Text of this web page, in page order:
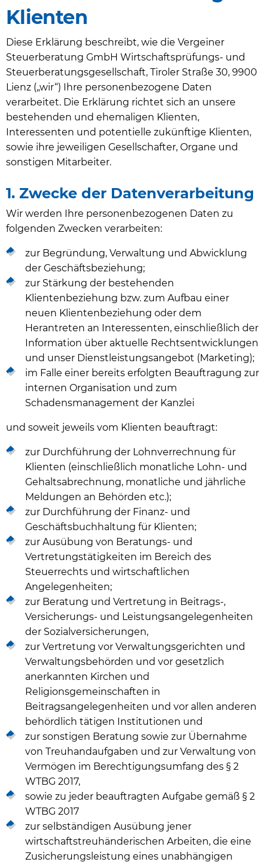
Klienten
Diese Erklärung beschreibt, wie die Vergeiner
Steuerberatung GmbH Wirtschaftsprüfungs- und
Steuerberatungsgesellschaft, Tiroler Straße 30, 9900
Lienz („wir“) Ihre personenbezogene Daten
verarbeitet. Die Erklärung richtet sich an unsere
bestehenden und ehemaligen Klienten,
Interessenten und potentielle zukünftige Klienten,
sowie ihre jeweiligen Gesellschafter, Organe und
sonstigen Mitarbeiter.
1. Zwecke der Datenverarbeitung
Wir werden Ihre personenbezogenen Daten zu
folgenden Zwecken verarbeiten:
zur Begründung, Verwaltung und Abwicklung
der Geschäftsbeziehung;
zur Stärkung der bestehenden
Klientenbeziehung bzw. zum Aufbau einer
neuen Klientenbeziehung oder dem
Herantreten an Interessenten, einschließlich der
Information über aktuelle Rechtsentwicklungen
und unser Dienstleistungsangebot (Marketing);
im Falle einer bereits erfolgten Beauftragung zur
internen Organisation und zum
Schadensmanagement der Kanzlei
und soweit jeweils vom Klienten beauftragt:
zur Durchführung der Lohnverrechnung für
Klienten (einschließlich monatliche Lohn- und
Gehaltsabrechnung, monatliche und jährliche
Meldungen an Behörden etc.);
zur Durchführung der Finanz- und
Geschäftsbuchhaltung für Klienten;
zur Ausübung von Beratungs- und
Vertretungstätigkeiten im Bereich des
Steuerrechts und wirtschaftlichen
Angelegenheiten;
zur Beratung und Vertretung in Beitrags-,
Versicherungs- und Leistungsangelegenheiten
der Sozialversicherungen,
zur Vertretung vor Verwaltungsgerichten und
Verwaltungsbehörden und vor gesetzlich
anerkannten Kirchen und
Religionsgemeinschaften in
Beitragsangelegenheiten und vor allen anderen
behördlich tätigen Institutionen und
zur sonstigen Beratung sowie zur Übernahme
von Treuhandaufgaben und zur Verwaltung von
Vermögen im Berechtigungsumfang des § 2
WTBG 2017,
sowie zu jeder beauftragten Aufgabe gemäß § 2
WTBG 2017
zur selbständigen Ausübung jener
wirtschaftstreuhänderischen Arbeiten, die eine
Zusicherungsleistung eines unabhängigen